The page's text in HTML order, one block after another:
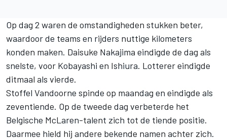
Op dag 2 waren de omstandigheden stukken beter,
waardoor de teams en rijders nuttige kilometers
konden maken. Daisuke Nakajima eindigde de dag als
snelste, voor Kobayashi en Ishiura. Lotterer eindigde
ditmaal als vierde.
Stoffel Vandoorne spinde op maandag en eindigde als
zeventiende. Op de tweede dag verbeterde het
Belgische McLaren-talent zich tot de tiende positie.
Daarmee hield hij andere bekende namen achter zich.